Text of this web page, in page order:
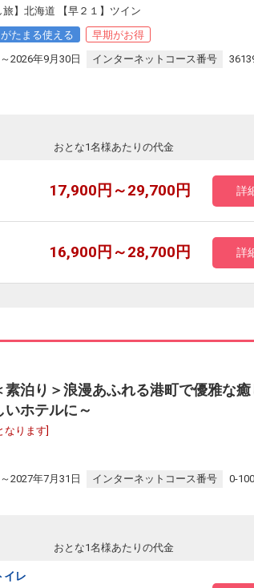
】北海道 【早２１】ツイン
たまる使える
早期がお得
2026年9月30日 インターネットコース番号
おとな1名様あたりの代金
17,900円～29,700円 詳
16,900円～28,700円 詳
素泊り＞浪漫あふれる港町で優雅な
いホテルに～
なります]
2027年7月31日 インターネットコース番号 0-
おとな1名様あたりの代金
イレ